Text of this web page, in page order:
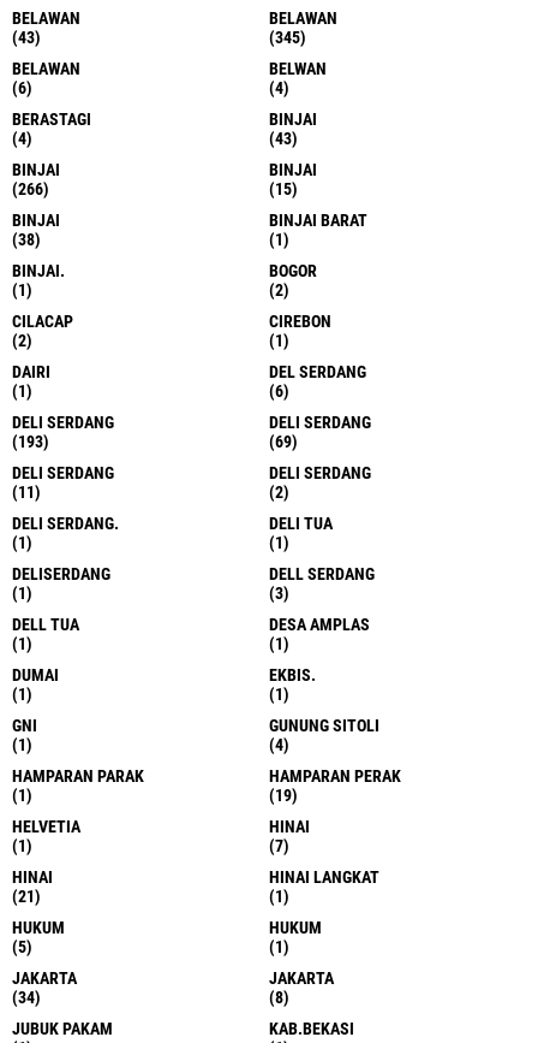
BELAWAN
(43)
BELAWAN
(345)
BELAWAN
(6)
BELWAN
(4)
BERASTAGI
(4)
BINJAI
(43)
BINJAI
(266)
BINJAI
(15)
BINJAI
(38)
BINJAI BARAT
(1)
BINJAI.
(1)
BOGOR
(2)
CILACAP
(2)
CIREBON
(1)
DAIRI
(1)
DEL SERDANG
(6)
DELI SERDANG
(193)
DELI SERDANG
(69)
DELI SERDANG
(11)
DELI SERDANG
(2)
DELI SERDANG.
(1)
DELI TUA
(1)
DELISERDANG
(1)
DELL SERDANG
(3)
DELL TUA
(1)
DESA AMPLAS
(1)
DUMAI
(1)
EKBIS.
(1)
GNI
(1)
GUNUNG SITOLI
(4)
HAMPARAN PARAK
(1)
HAMPARAN PERAK
(19)
HELVETIA
(1)
HINAI
(7)
HINAI
(21)
HINAI LANGKAT
(1)
HUKUM
(5)
HUKUM
(1)
JAKARTA
(34)
JAKARTA
(8)
JUBUK PAKAM
KAB.BEKASI